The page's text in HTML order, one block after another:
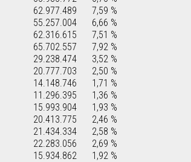
62.977.489 7,59 %
55.257.004 6,66 %
62.316.615 7,51 %
65.702.557 7,92 %
29.238.474 3,52 %
20.777.703 2,50 %
14.148.746 1,71 %
11.296.395 1,36 %
15.993.904 1,93 %
20.413.775 2,46 %
21.434.334 2,58 %
22.283.056 2,69 %
15.934.862 1,92 %